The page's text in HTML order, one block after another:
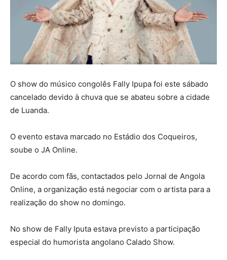
O show do músico congolês Fally Ipupa foi este sábado
cancelado devido à chuva que se abateu sobre a cidade
de Luanda.
O evento estava marcado no Estádio dos Coqueiros,
soube o JA Online.
De acordo com fãs, contactados pelo Jornal de Angola
Online, a organização está negociar com o artista para a
realização do show no domingo.
No show de Fally Iputa estava previsto a participação
especial do humorista angolano Calado Show.